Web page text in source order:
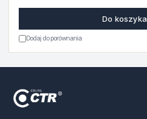
Do koszyka
Dodaj do porównania